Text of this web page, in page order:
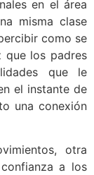
en el área
misma clase
como se
que los padres
que le
el instante de
una conexión
otra
a los